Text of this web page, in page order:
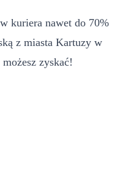
kuriera nawet do 70%
z miasta Kartuzy w
zyskać!